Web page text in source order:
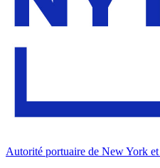
Autorité portuaire de New York